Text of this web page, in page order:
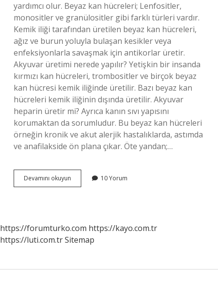
yardımcı olur. Beyaz kan hücreleri; Lenfositler,
monositler ve granülositler gibi farklı türleri vardır.
Kemik iliği tarafından üretilen beyaz kan hücreleri,
ağız ve burun yoluyla bulaşan kesikler veya
enfeksiyonlarla savaşmak için antikorlar üretir.
Akyuvar üretimi nerede yapılır? Yetişkin bir insanda
kırmızı kan hücreleri, trombositler ve birçok beyaz
kan hücresi kemik iliğinde üretilir. Bazı beyaz kan
hücreleri kemik iliğinin dışında üretilir. Akyuvar
heparin üretir mi? Ayrıca kanın sıvı yapısını
korumaktan da sorumludur. Bu beyaz kan hücreleri
örneğin kronik ve akut alerjik hastalıklarda, astımda
ve anafilakside ön plana çıkar. Öte yandan;…
Devamını okuyun Akyuvar
Kim
10 Yorum
https://forumturko.com https://kayo.com.tr
https://luti.com.trSitemap